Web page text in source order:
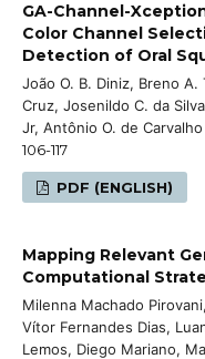
GA-Channel-
Color Channel
Detection of Oral
João O. B. Diniz, Breno
Cruz, Josenildo C. da
Jr, Antônio O. de
106-117
PDF (ENGLISH)
Mapping Relevant
Computational
Milenna Machado
Vítor Fernandes Dias,
Lemos, Diego Mariano,